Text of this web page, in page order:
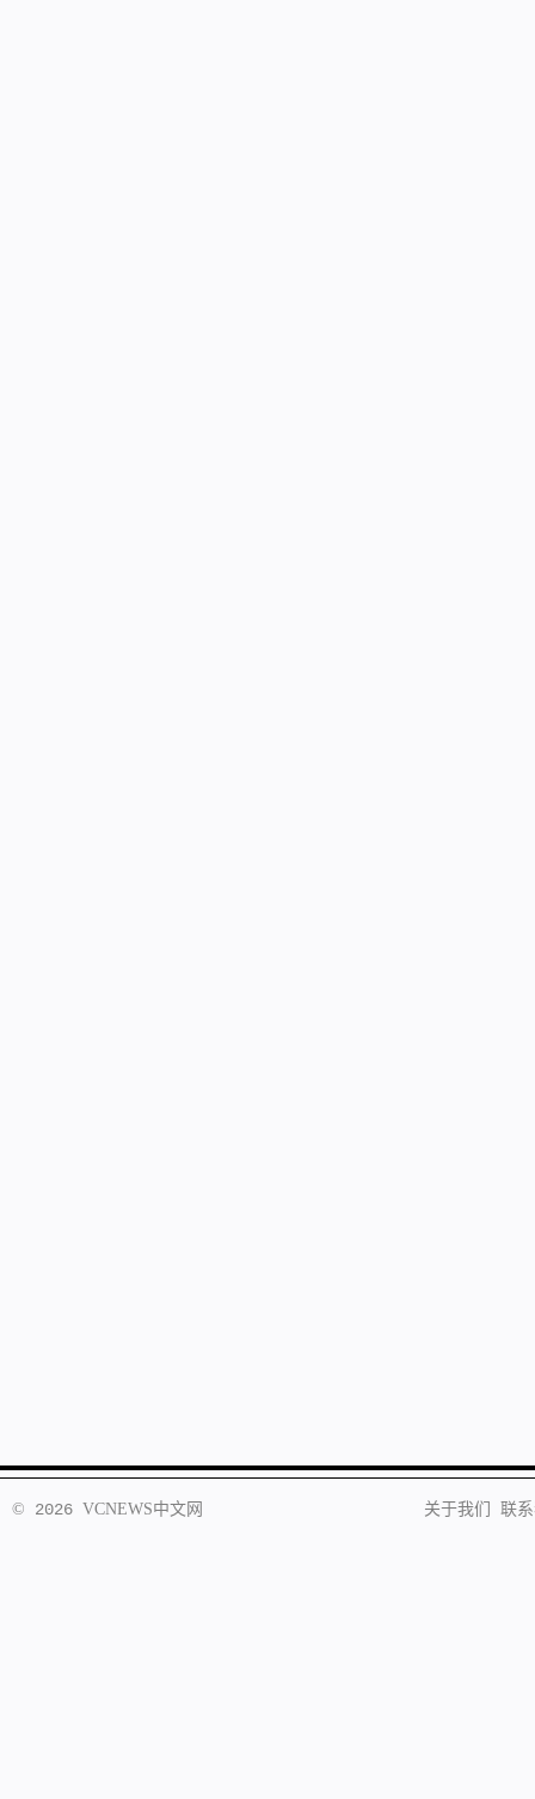
© 2026 VCNEWS中文网 关于我们 联